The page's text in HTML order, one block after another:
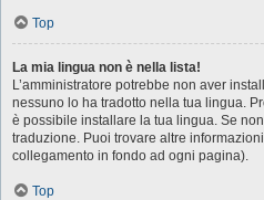
Top
La mia lingua non è nella lista!
L’amministratore potrebbe non aver
nessuno lo ha tradotto nella tua lingua.
è possibile installare la tua lingua. Se
traduzione. Puoi trovare altre
collegamento in fondo ad ogni pagina).
Top